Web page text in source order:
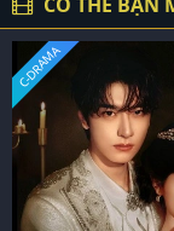
C-DRAMA